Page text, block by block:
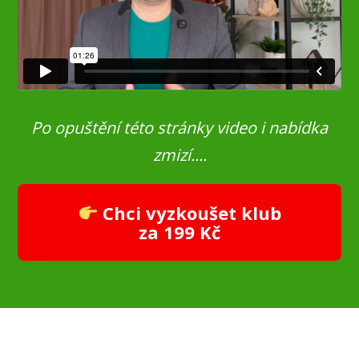
Po opuštění této stránky video i nabídka
zmizí....
Chci vyzkoušet klub
za 199 Kč